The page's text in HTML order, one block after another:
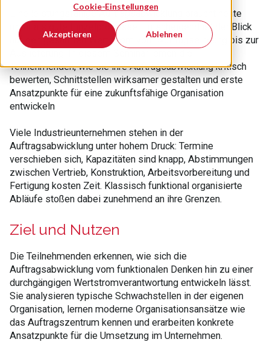
Cookie-Einstellungen
Akzeptieren Ablehnen
Eine leistungsfähige Auftragsabwicklung braucht heute
mehr als gute Einzelprozesse. Entscheidend ist der Blick
auf den gesamten Wertstrom vom Auftragseingang bis zur
Teilnehmenden, wie sie ihre Auftragsabwicklung kritisch
bewerten, Schnittstellen wirksamer gestalten und erste
Ansatzpunkte für eine zukunftsfähige Organisation
entwickeln
Viele Industrieunternehmen stehen in der
Auftragsabwicklung unter hohem Druck: Termine
verschieben sich, Kapazitäten sind knapp, Abstimmungen
zwischen Vertrieb, Konstruktion, Arbeitsvorbereitung und
Fertigung kosten Zeit. Klassisch funktional organisierte
Abläufe stoßen dabei zunehmend an ihre Grenzen.
Ziel und Nutzen
Die Teilnehmenden erkennen, wie sich die
Auftragsabwicklung vom funktionalen Denken hin zu einer
durchgängigen Wertstromverantwortung entwickeln lässt.
Sie analysieren typische Schwachstellen in der eigenen
Organisation, lernen moderne Organisationsansätze wie
das Auftragszentrum kennen und erarbeiten konkrete
Ansatzpunkte für die Umsetzung im Unternehmen.